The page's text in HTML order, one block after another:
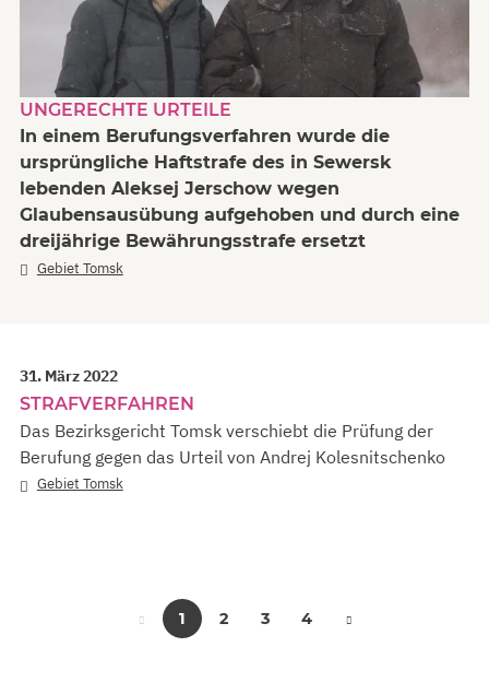
UNGERECHTE URTEILE
In einem Berufungsverfahren wurde die
ursprüngliche Haftstrafe des in Sewersk
lebenden Aleksej Jerschow wegen
Glaubensausübung aufgehoben und durch eine
dreijährige Bewährungsstrafe ersetzt
Gebiet Tomsk
31. März 2022
STRAFVERFAHREN
Das Bezirksgericht Tomsk verschiebt die Prüfung der
Berufung gegen das Urteil von Andrej Kolesnitschenko
Gebiet Tomsk
1 2 3 4